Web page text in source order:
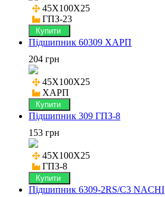
45X100X25
ГПЗ-23
Купити
Підшипник 60309 ХАРП
204 грн
45X100X25
ХАРП
Купити
Підшипник 309 ГПЗ-8
153 грн
45X100X25
ГПЗ-8
Купити
Підшипник 6309-2RS/C3 NACHI